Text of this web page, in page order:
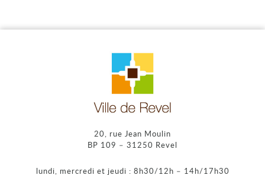
20, rue Jean Moulin
BP 109 – 31250 Revel
lundi, mercredi et jeudi : 8h30/12h – 14h/17h30